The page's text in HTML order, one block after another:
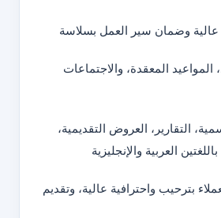
عالية وضمان سير العمل بسلاسة
المعقدة، والاجتماعات
التقارير، العروض التقديمية،
العربية والإنجليزية
بترحيب واحترافية عالية، وتقديم